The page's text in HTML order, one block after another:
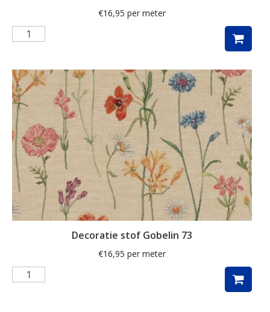
uil
unicorn
veldbloemen
verduistering
veren
Vida
vissen
vogel
volkswagenbus
€16,95 per meter
Decoratie stof Gobelin 73
€16,95 per meter